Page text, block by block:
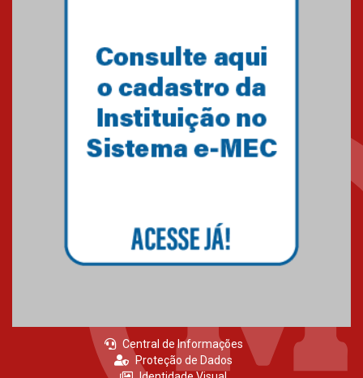
Central de Informações
Proteção de Dados